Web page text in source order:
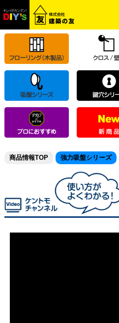
商品情報TOP 強力吸盤シリーズ